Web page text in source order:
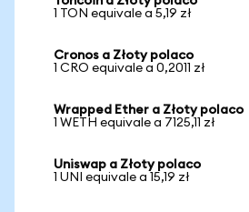
1 TON equivale a 5,19 zł
Cronos a Złoty polaco
1 CRO equivale a 0,2011 zł
Wrapped Ether a Złoty polaco
1 WETH equivale a 7125,11 zł
Uniswap a Złoty polaco
1 UNI equivale a 15,19 zł